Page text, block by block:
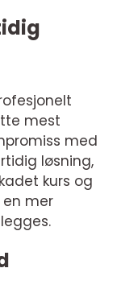
mest
med
løsning,
kurs og
mer